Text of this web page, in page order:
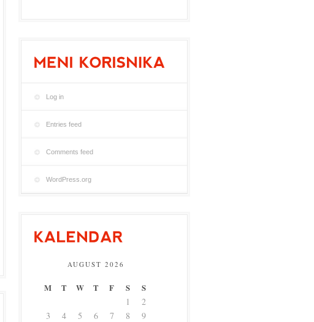
Log in
Entries feed
Comments feed
WordPress.org
AUGUST 2026
M T W T F S S
1
2
3
4 5 6 7 8
9